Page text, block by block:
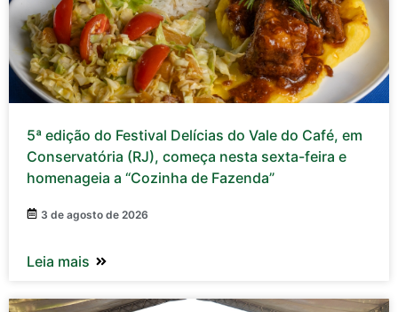
5ª edição do Festival Delícias do Vale do Café, em
Conservatória (RJ), começa nesta sexta-feira e
homenageia a “Cozinha de Fazenda”
3 de agosto de 2026
Leia mais